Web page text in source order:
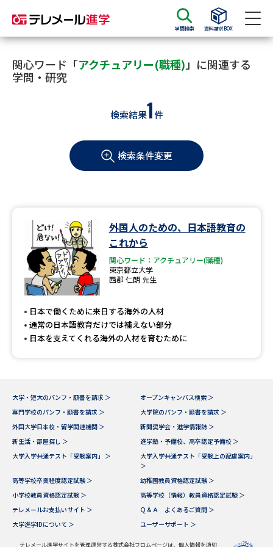
学問検索 資料請求BOX
資料請求 資料検索
大学・短大の資料種類から請求
学部・学科パンフ
総合型選抜・学校推薦型選抜 募
大学入学共通テスト利用選抜の
大学・短大以外の資料から請求
専門学校の資料請求 大学院の資料請求
留学・進学関連、塾・予備校
内」の請求
大学入学共通テスト「受験上の
高等学校卒業程度認定試験
高等学校（情報）教員資格認定
試験
大学研究 大学検索
大学で学べる内容や特徴を調べる
集
関心ワード「アクチュアリー(職種) 」に関連する
学問・研究
検索結果1件
検索条件変更
外国人のための、日本語教育の
これから
関心ワード：アクチュアリー(職種)
東京都立大学
西郡 仁朗 先生
日本で働くために来日する海外の人材
通常の日本語教育だけでは補えない部分
日本を支えてくれる海外の人材を育むために
大学・短大のパンフ・願書を請求 ＞
オープンキャンパス検索 ＞
専門学校のパンフ・願書を請求 ＞
大学院のパンフ・願書を請求 ＞
外国大学日本校・留学関連機関 ＞
新聞奨学会・進学情報誌 ＞
新生活・部屋探し ＞
進学塾・予備校、高卒認定予備校 ＞
大学入学共通テスト「受験案内」 ＞
大学入学共通テスト「受験上の配慮案内」
＞
高等学校卒業程度認定試験 ＞
幼稚園教員資格認定試験 ＞
小学校教員資格認定試験 ＞
高等学校（情報）教員資格認定試験 ＞
テレメールお支払いサイト ＞
Ｑ＆Ａ よくあるご質問 ＞
大学進学IDについて ＞
ユーザーサポート ＞
テレメール進学サイトを管理運営する株式会社フロムページは、個人情報を適切